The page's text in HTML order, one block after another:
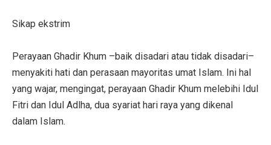
Sikap ekstrim
Perayaan Ghadir Khum –baik disadari atau tidak disadari–
menyakiti hati dan perasaan mayoritas umat Islam. Ini hal
yang wajar, mengingat, perayaan Ghadir Khum melebihi Idul
Fitri dan Idul Adlha, dua syariat hari raya yang dikenal
dalam Islam.